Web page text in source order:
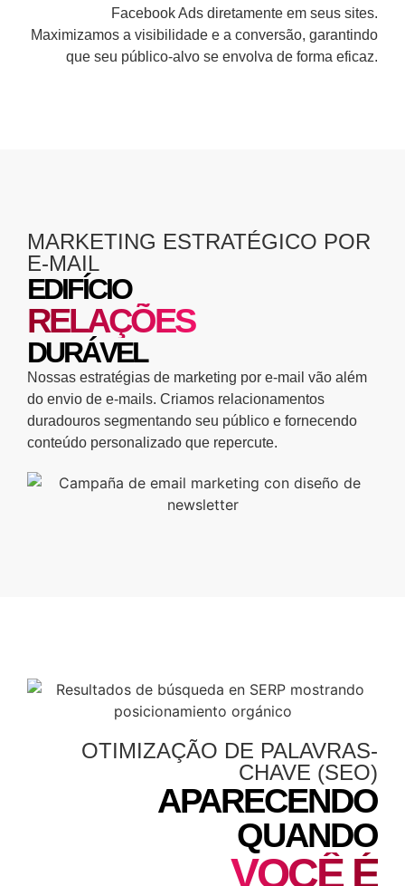
Facebook Ads diretamente em seus sites.
Maximizamos a visibilidade e a conversão, garantindo
que seu público-alvo se envolva de forma eficaz.
MARKETING ESTRATÉGICO POR
E-MAIL
EDIFÍCIO
RELAÇÕES
DURÁVEL
Nossas estratégias de marketing por e-mail vão além
do envio de e-mails. Criamos relacionamentos
duradouros segmentando seu público e fornecendo
conteúdo personalizado que repercute.
OTIMIZAÇÃO DE PALAVRAS-
CHAVE (SEO)
APARECENDO
QUANDO
VOCÊ É